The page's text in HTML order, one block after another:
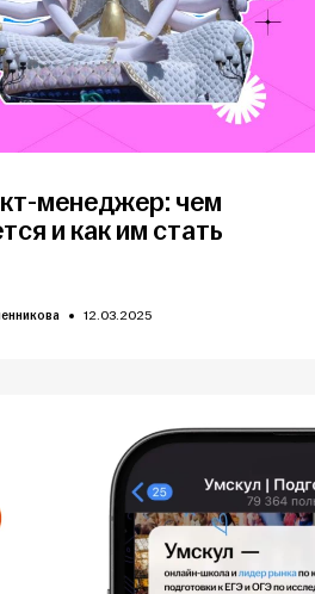
менеджер: чем
и как им стать
12.03.2025